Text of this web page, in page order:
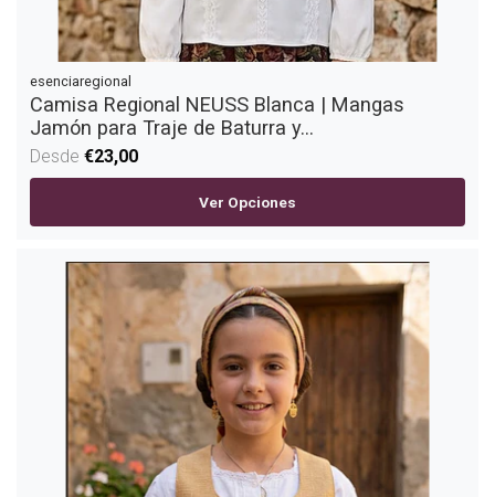
esenciaregional
Camisa Regional NEUSS Blanca | Mangas
Jamón para Traje de Baturra y...
Desde €23,00
Ver Opciones